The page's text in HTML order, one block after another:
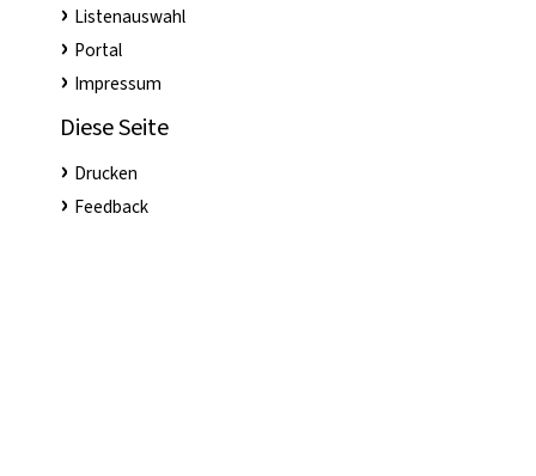
Listenauswahl
Portal
Impressum
Diese Seite
Drucken
Feedback